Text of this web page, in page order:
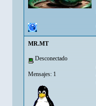
MR.MT
Desconectado
Mensajes: 1